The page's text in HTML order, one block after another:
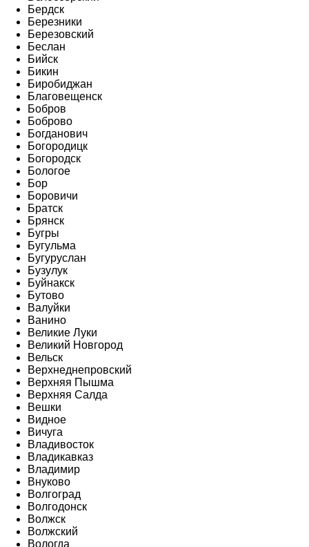
Бердск
Березники
Березовский
Беслан
Бийск
Бикин
Биробиджан
Благовещенск
Бобров
Боброво
Богданович
Богородицк
Богородск
Бологое
Бор
Боровичи
Братск
Брянск
Бугры
Бугульма
Бугуруслан
Бузулук
Буйнакск
Бутово
Валуйки
Ванино
Великие Луки
Великий Новгород
Вельск
Верхнеднепровский
Верхняя Пышма
Верхняя Салда
Вешки
Видное
Вичуга
Владивосток
Владикавказ
Владимир
Внуково
Волгоград
Волгодонск
Волжск
Волжский
Вологда